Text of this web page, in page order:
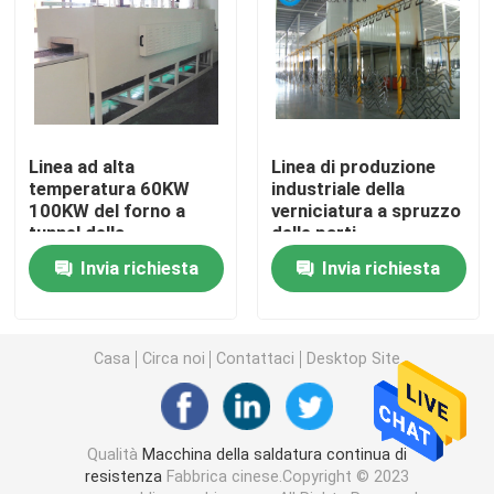
Apparecchio per saldare su ordinazione
Macchina della presa d'aria
Macchina fissa della saldatura a punti
Macchina della saldatura a punti di resistenza
Macchina della saldatura a punti del dado
Laminatoio del piatto
Linea ad alta
temperatura 60KW
100KW del forno a
tunnel della
verniciatura a spruzzo
Invia richiesta
Linea di produzione
industriale della
verniciatura a spruzzo
delle parti
dell'hardware 120KW
Invia richiesta
Casa Circa noi Contattaci Desktop Site
Qualità Macchina della saldatura continua di
resistenza Fabbrica cinese.Copyright © 2023